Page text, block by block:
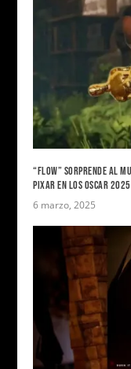
“FLOW” SORPRENDE AL
PIXAR EN LOS OSCAR 2025
6 marzo, 2025